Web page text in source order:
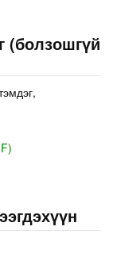
(болзошгүй